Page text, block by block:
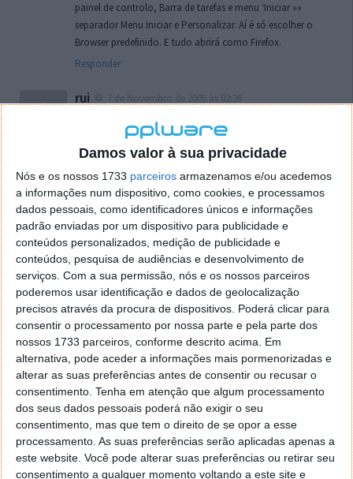
Damos valor à sua privacidade
Nós e os nossos 1733 parceiros armazenamos e/ou acedemos
a informações num dispositivo, como cookies, e processamos
dados pessoais, como identificadores únicos e informações
padrão enviadas por um dispositivo para publicidade e
conteúdos personalizados, medição de publicidade e
conteúdos, pesquisa de audiências e desenvolvimento de
serviços. Com a sua permissão, nós e os nossos parceiros
poderemos usar identificação e dados de geolocalização
precisos através da procura de dispositivos. Poderá clicar para
consentir o processamento por nossa parte e pela parte dos
nossos 1733 parceiros, conforme descrito acima. Em
alternativa, pode aceder a informações mais pormenorizadas e
alterar as suas preferências antes de consentir ou recusar o
consentimento. Tenha em atenção que algum processamento
dos seus dados pessoais poderá não exigir o seu
consentimento, mas que tem o direito de se opor a esse
processamento. As suas preferências serão aplicadas apenas a
este website. Você pode alterar suas preferências ou retirar seu
consentimento a qualquer momento voltando a este site e
painel de controlo, Barra de tarefas e menu ‘Iniciar »»
separador Menu Iniciar e Personalizar. Aí é só escolher o
Browser predefinido. E tudo abrirá como Firefox.
Responder
rui
localizaçao referida n se encontra la nada k me permita por
o firefox como browser predefenido
Ja percorri o painel
tentei apagar o explorer na tentativa de forçar o uso do
firefox mas em vao. Kaso te lembres de outra dica fico
agradecido, caso contrario obrigado a mesma
Responder
Vítor M.
7 de Novembro de 2005 às 01:39
@Reporter
Desculpa mas o link funciona. Seja como for segue por mail
o MSn Messenger 8.
Responder
Vítor M.
@Rui
Tens de encontrar o que te falei. Faz da seguinte maneira,
janela iniciar e no topo dessa janela com o botão direito do
rato faz propriedades. Depois no separador Menu ‘Iniciar’
clica no botão ‘Personalizar’ aí encontrarás no separador